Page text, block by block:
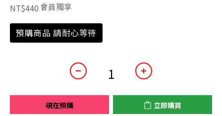
NT$440 會員獨享
預購商品 請耐心等待
現在預購 立即購買